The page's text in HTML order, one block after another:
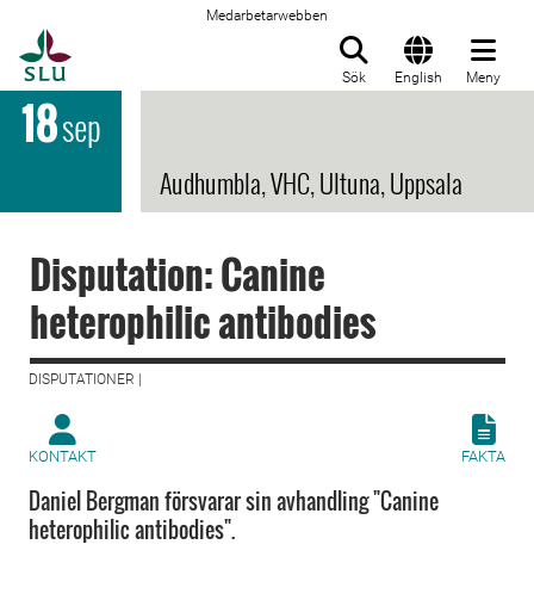
Medarbetarwebben
Sök English Meny
18sep
Audhumbla, VHC, Ultuna, Uppsala
Disputation: Canine
heterophilic antibodies
DISPUTATIONER |
KONTAKT FAKTA
Daniel Bergman försvarar sin avhandling "Canine
heterophilic antibodies".